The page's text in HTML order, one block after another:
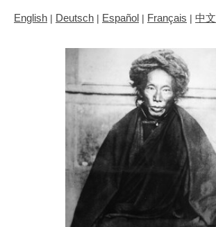
English | Deutsch | Español | Français | 中文